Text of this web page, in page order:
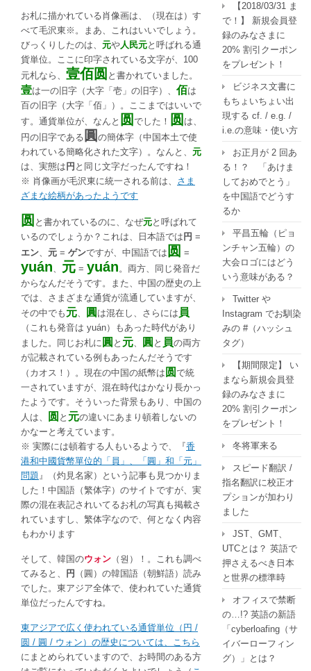
お札に描かれている肖像画は、（現在は）す
べて毛沢東※。まあ、これはいいでしょう。
びっくりしたのは、 元や人民元と呼ばれる通
貨単位。ここに印字されている文字が、100
元札なら、 壹佰圆 と書かれていました。
壹は一の旧字（大字「壱」の旧字）、 佰は
百の旧字（大字「佰」）。ここまではいいで
す。通貨単位が、なんと 圆 でした！ 圆 は、
円の旧字である 圓 の簡体字（中国本土で使
われている簡略化された文字）。なんと、 元
は、実態は 円 と同じ文字だったんですね！
※ 肖像画が毛沢東に統一される前は、 さま
ざまな絵柄があったようです
圆 と書かれているのに、なぜ元と呼ばれて
いるのでしょうか？これは、日本語では 円 =
エン、 元 = ゲンですが、中国語では 圆 =
yuán、 元 = yuán。両方、同じ発音だ
からなんだそうです。また、中国の歴史の上
では、さまざまな通貨が流通していますが、
その中でも 元、 圓 は混在し、さらには 員
（これも発音は yuán）もあった時代があり
ました。同じお札に 圓 と 元、 圓 と 員の両方
が記載されている例もあったんだそうです
（カオス！）。現在の中国の紙幣は 圆 で統
一されていますが、混在時代はかなり長かっ
たようです。そういった背景もあり、中国の
人は、
圆 と 元の違いにあまり頓着しないの
かなーと考えています。
※ 実際には頓着する人もいるようで、『香
港和中國貨幣單位的「員」、「圓」和「元」
問題 』（灼見名家）という記事も見つかりま
した！中国語（繁体字）のサイトですが、実
際の混在表記されいてるお札の写真も掲載さ
れていますし、繁体字なので、何となく内容
もわかります
そして、韓国のウォン （원）！。これも調べ
てみると、
円
（圓）の韓国語（朝鮮語）読み
でした。東アジア全体で、使われていた通貨
単位だったんですね。
東アジアで広く使われている通貨単位（円 /
圆 / 圓 / ウォン）の歴史については、こちら
にまとめられていますので、お時間のある方
【2018/03/31 ま
で！】 新規会員登
録のみなさまに
20% 割引クーポン
をプレゼント！
ビジネス文書に
もちょいちょい出
現する cf. / e.g. /
i.e.の意味・使い方
お正月が 2 回あ
る！？ 「あけま
しておめでとう」
を中国語でどうす
るか
平昌五輪（ピョ
ンチャン五輪）の
大会ロゴにはどう
いう意味がある？
Twitter や
Instagram でお馴染
みの #（ハッシュ
タグ）
【期間限定】 い
まなら新規会員登
録のみなさまに
20% 割引クーポン
をプレゼント！
冬将軍来る
スピード翻訳 /
指名翻訳に校正オ
プションが加わり
ました
JST、GMT、
UTCとは？ 英語で
押さえるべき日本
と世界の標準時
オフィスで禁断
の…!? 英語の新語
「cyberloafing（サ
イバーローフィン
グ）」とは？